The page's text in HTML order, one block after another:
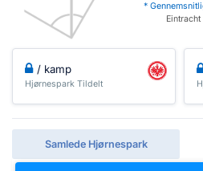
*
/ kamp
Hjørnespark Tildelt
Samlede Hjørnespark